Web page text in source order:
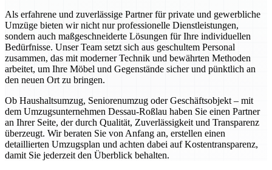
Als erfahrene und zuverlässige Partner für private und gewerbliche
Umzüge bieten wir nicht nur professionelle Dienstleistungen,
sondern auch maßgeschneiderte Lösungen für Ihre individuellen
Bedürfnisse. Unser Team setzt sich aus geschultem Personal
zusammen, das mit moderner Technik und bewährten Methoden
arbeitet, um Ihre Möbel und Gegenstände sicher und pünktlich an
den neuen Ort zu bringen.
Ob Haushaltsumzug, Seniorenumzug oder Geschäftsobjekt – mit
dem Umzugsunternehmen Dessau-Roßlau haben Sie einen Partner
an Ihrer Seite, der durch Qualität, Zuverlässigkeit und Transparenz
überzeugt. Wir beraten Sie von Anfang an, erstellen einen
detaillierten Umzugsplan und achten dabei auf Kostentransparenz,
damit Sie jederzeit den Überblick behalten.